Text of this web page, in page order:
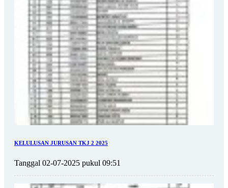
KELULUSAN JURUSAN TKJ 2 2025
Tanggal 02-07-2025 pukul 09:51